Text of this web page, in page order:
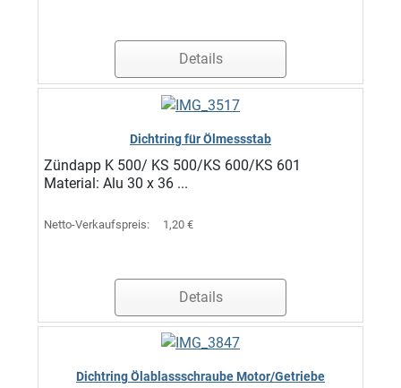
Details
Dichtring für Ölmessstab
Zündapp K 500/ KS 500/KS 600/KS 601
Material: Alu 30 x 36 ...
Netto-Verkaufspreis: 1,20 €
Details
Dichtring Ölablassschraube Motor/Getriebe